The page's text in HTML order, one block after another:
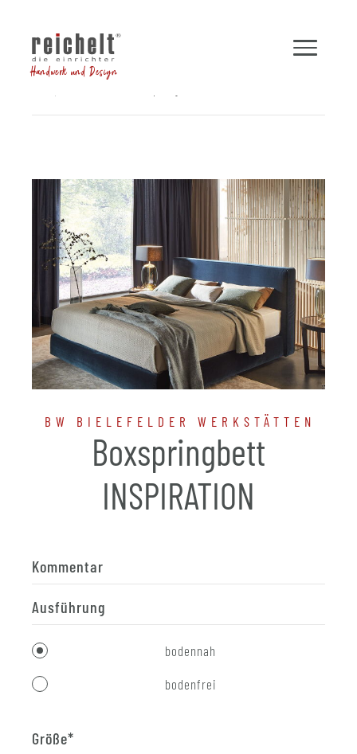
Handwerk und Design
BW BIELEFELDER WERKSTÄTTEN
Boxspringbett
INSPIRATION
Kommentar
Ausführung
bodennah
bodenfrei
Größe*